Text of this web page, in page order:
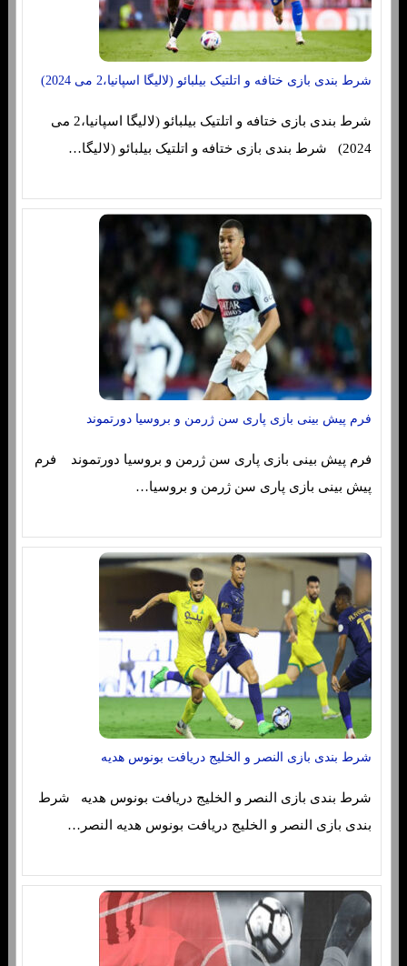
شرط بندی بازی ختافه و اتلتیک بیلبائو (لالیگا اسپانیا،2 می 2024)
شرط بندی بازی ختافه و اتلتیک بیلبائو (لالیگا اسپانیا،2 می
2024) شرط بندی بازی ختافه و اتلتیک بیلبائو (لالیگا…
فرم پیش بینی بازی پاری سن ژرمن و بروسیا دورتموند
فرم پیش بینی بازی پاری سن ژرمن و بروسیا دورتموند فرم
پیش بینی بازی پاری سن ژرمن و بروسیا…
شرط بندی بازی النصر و الخلیج دریافت بونوس هدیه
شرط بندی بازی النصر و الخلیج دریافت بونوس هدیه شرط
بندی بازی النصر و الخلیج دریافت بونوس هدیه النصر…